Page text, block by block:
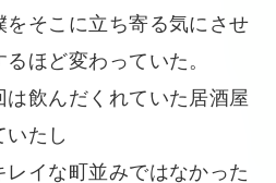
そこに立ち寄る気にさせ
ほど変わっていた。
飲んだくれていた居酒屋
たし
イな町並みではなかった